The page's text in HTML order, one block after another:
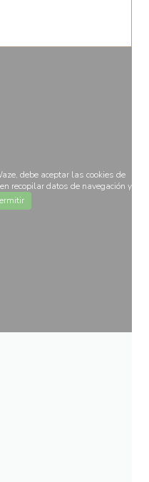
debe aceptar las cookies de
recopilar datos de navegación y